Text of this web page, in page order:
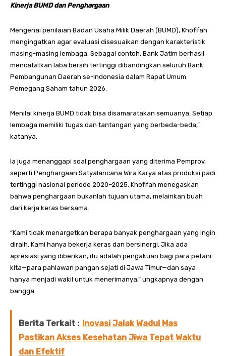
Kinerja BUMD dan Penghargaan
Mengenai penilaian Badan Usaha Milik Daerah (BUMD), Khofifah
mengingatkan agar evaluasi disesuaikan dengan karakteristik
masing-masing lembaga. Sebagai contoh, Bank Jatim berhasil
mencatatkan laba bersih tertinggi dibandingkan seluruh Bank
Pembangunan Daerah se-Indonesia dalam Rapat Umum
Pemegang Saham tahun 2026.
Menilai kinerja BUMD tidak bisa disamaratakan semuanya. Setiap
lembaga memiliki tugas dan tantangan yang berbeda-beda,”
katanya.
Ia juga menanggapi soal penghargaan yang diterima Pemprov,
seperti Penghargaan Satyalancana Wira Karya atas produksi padi
tertinggi nasional periode 2020–2025. Khofifah menegaskan
bahwa penghargaan bukanlah tujuan utama, melainkan buah
dari kerja keras bersama.
“Kami tidak menargetkan berapa banyak penghargaan yang ingin
diraih. Kami hanya bekerja keras dan bersinergi. Jika ada
apresiasi yang diberikan, itu adalah pengakuan bagi para petani
kita—para pahlawan pangan sejati di Jawa Timur—dan saya
hanya menjadi wakil untuk menerimanya,” ungkapnya dengan
bangga.
Berita Terkait : Inovasi Jalak Wadul Mas
Pastikan Akses Kesehatan Jiwa Tepat Waktu
dan Efektif